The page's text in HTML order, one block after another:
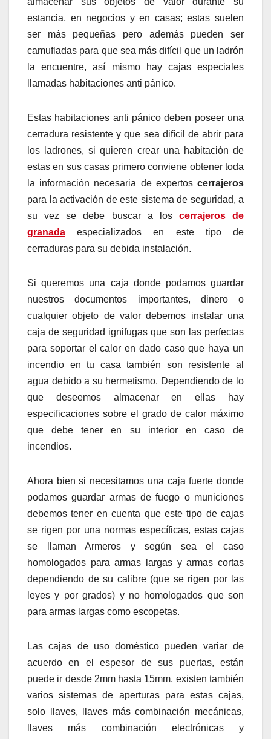
estancia, en negocios y en casas; estas suelen
ser más pequeñas pero además pueden ser
camufladas para que sea más difícil que un ladrón
la encuentre, así mismo hay cajas especiales
llamadas habitaciones anti pánico.
Estas habitaciones anti pánico deben poseer una
cerradura resistente y que sea difícil de abrir para
los ladrones, si quieren crear una habitación de
estas en sus casas primero conviene obtener toda
la información necesaria de expertos cerrajeros
para la activación de este sistema de seguridad, a
su vez se debe buscar a los cerrajeros de
granada especializados en este tipo de
cerraduras para su debida instalación.
Si queremos una caja donde podamos guardar
nuestros documentos importantes, dinero o
cualquier objeto de valor debemos instalar una
caja de seguridad ignifugas que son las perfectas
para soportar el calor en dado caso que haya un
incendio en tu casa también son resistente al
agua debido a su hermetismo. Dependiendo de lo
que deseemos almacenar en ellas hay
especificaciones sobre el grado de calor máximo
que debe tener en su interior en caso de
incendios.
Ahora bien si necesitamos una caja fuerte donde
podamos guardar armas de fuego o municiones
debemos tener en cuenta que este tipo de cajas
se rigen por una normas específicas, estas cajas
se llaman Armeros y según sea el caso
homologados para armas largas y armas cortas
dependiendo de su calibre (que se rigen por las
leyes y por grados) y no homologados que son
para armas largas como escopetas.
Las cajas de uso doméstico pueden variar de
acuerdo en el espesor de sus puertas, están
puede ir desde 2mm hasta 15mm, existen también
varios sistemas de aperturas para estas cajas,
solo llaves, llaves más combinación mecánicas,
llaves más combinación electrónicas y